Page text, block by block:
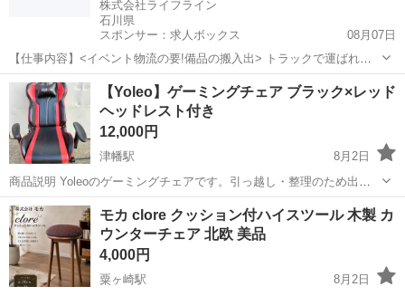
株式会社ライフライン
石川県
スポンサー：求人ボックス
08月07日
【仕事内容】<イベント物流の要!備品の搬入出> トラックで運ばれて
きたイベント機材や備品を会場内に運び入れたり(搬入)、 終了後にト
ラックへ積み込んだり(搬出)するお仕事です。 <働きやすいポイント>
・接客なし&裏方作業!モクモ...
アルバイト・パート
【Yoleo】ゲーミングチェア ブラック×レッド
ヘッドレスト付き
12,000円
津幡駅
8月2日
商品説明 Yoleoのゲーミングチェアです。引っ越し・整理のため出品
します。 ・ヘッドレスト付き ・キャスター付き ・昇降・リクライニ
ング機能あり（現状問題なく使用していました）使用に伴う多少の傷
や汚れがありますが、使用に...
石川 金沢市 椅子
モカ clore クッション付ハイスツール 木製 カ
ウンターチェア 北欧 美品
4,000円
粟ヶ崎駅
8月2日